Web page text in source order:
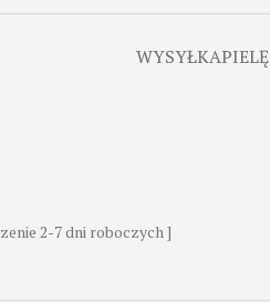
WYSYŁKA
2-7 dni roboczych ]